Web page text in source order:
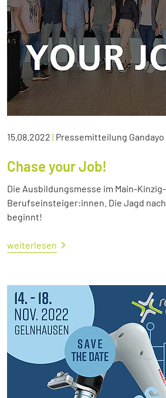
15.08.2022 | Pressemitteilung Gandayo
Chase your Job!
Die Ausbildungsmesse im Main-
Berufseinsteiger:innen. Die Jagd
beginnt!
weiterlesen